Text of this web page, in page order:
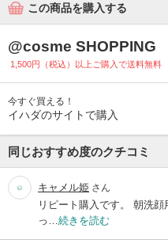
この商品を購入する
@cosme SHOPPING
1,500円（税込）以上ご購入で送料無料
今すぐ買える！
イハダのサイトで購入
同じおすすめ度のクチコミ
キャメル姫 さん
リピート購入です。 朝洗
っ… 続きを読む